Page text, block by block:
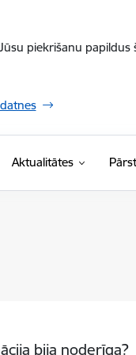
piekrišanu
Aktualitātes
bija noderīga?